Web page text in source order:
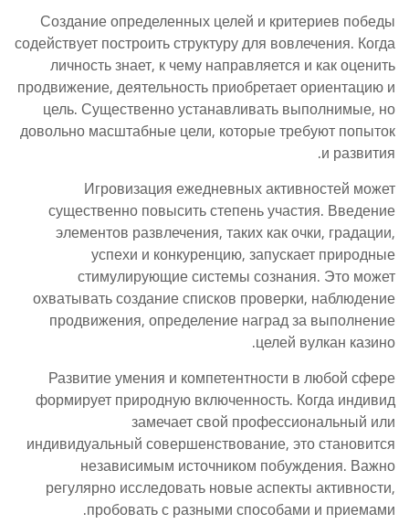
Создание определенных целей и критериев победы
содействует построить структуру для вовлечения. Когда
личность знает, к чему направляется и как оценить
продвижение, деятельность приобретает ориентацию и
цель. Существенно устанавливать выполнимые, но
довольно масштабные цели, которые требуют попыток
и развития.
Игровизация ежедневных активностей может
существенно повысить степень участия. Введение
элементов развлечения, таких как очки, градации,
успехи и конкуренцию, запускает природные
стимулирующие системы сознания. Это может
охватывать создание списков проверки, наблюдение
продвижения, определение наград за выполнение
целей вулкан казино.
Развитие умения и компетентности в любой сфере
формирует природную включенность. Когда индивид
замечает свой профессиональный или
индивидуальный совершенствование, это становится
независимым источником побуждения. Важно
регулярно исследовать новые аспекты активности,
пробовать с разными способами и приемами.